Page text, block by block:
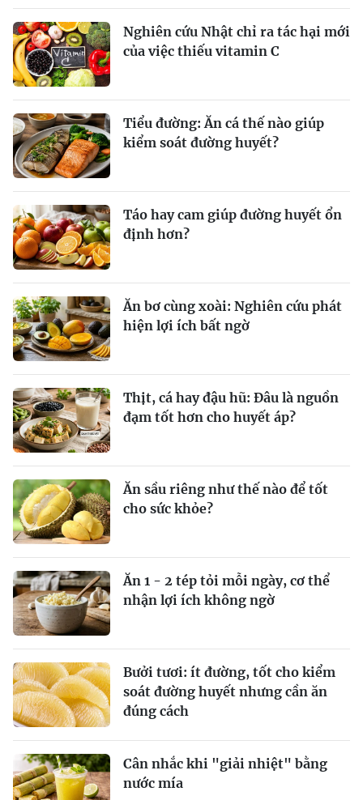
Nghiên cứu Nhật chỉ ra tác hại mới
của việc thiếu vitamin C
Tiểu đường: Ăn cá thế nào giúp
kiểm soát đường huyết?
Táo hay cam giúp đường huyết ổn
định hơn?
Ăn bơ cùng xoài: Nghiên cứu phát
hiện lợi ích bất ngờ
Thịt, cá hay đậu hũ: Đâu là nguồn
đạm tốt hơn cho huyết áp?
Ăn sầu riêng như thế nào để tốt
cho sức khỏe?
Ăn 1 - 2 tép tỏi mỗi ngày, cơ thể
nhận lợi ích không ngờ
Bưởi tươi: ít đường, tốt cho kiểm
soát đường huyết nhưng cần ăn
đúng cách
Cân nhắc khi "giải nhiệt" bằng
nước mía